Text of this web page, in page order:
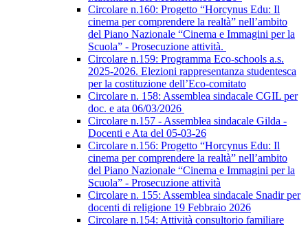
Circolare n.160: Progetto “Horcynus Edu: Il
cinema per comprendere la realtà” nell’ambito
del Piano Nazionale “Cinema e Immagini per la
Scuola” - Prosecuzione attività.
Circolare n.159: Programma Eco-schools a.s.
2025-2026. Elezioni rappresentanza studentesca
per la costituzione dell’Eco-comitato
Circolare n. 158: Assemblea sindacale CGIL per
doc. e ata 06/03/2026
Circolare n.157 - Assemblea sindacale Gilda -
Docenti e Ata del 05-03-26
Circolare n.156: Progetto “Horcynus Edu: Il
cinema per comprendere la realtà” nell’ambito
del Piano Nazionale “Cinema e Immagini per la
Scuola” - Prosecuzione attività
Circolare n. 155: Assemblea sindacale Snadir per
docenti di religione 19 Febbraio 2026
Circolare n.154: Attività consultorio familiare